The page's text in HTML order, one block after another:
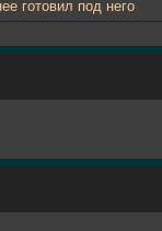
готовил под него